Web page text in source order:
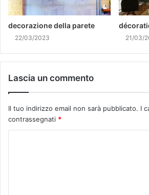
decorazione della parete
22/03/2023 21/03/
Lascia un commento
Il tuo indirizzo email non sarà pubblicato. I
contrassegnati *